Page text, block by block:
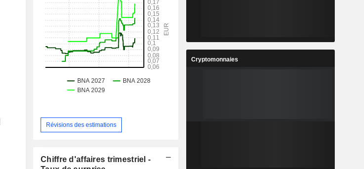
Révisions des estimations
Chiffre d'affaires trimestriel -
Cryptomonnaies